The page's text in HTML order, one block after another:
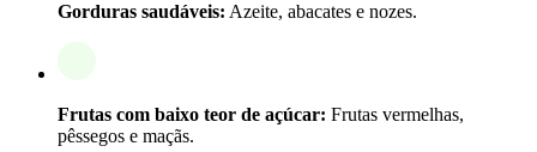
Gorduras saudáveis: Azeite, abacates e nozes.
Frutas com baixo teor de açúcar: Frutas vermelhas,
pêssegos e maçãs.